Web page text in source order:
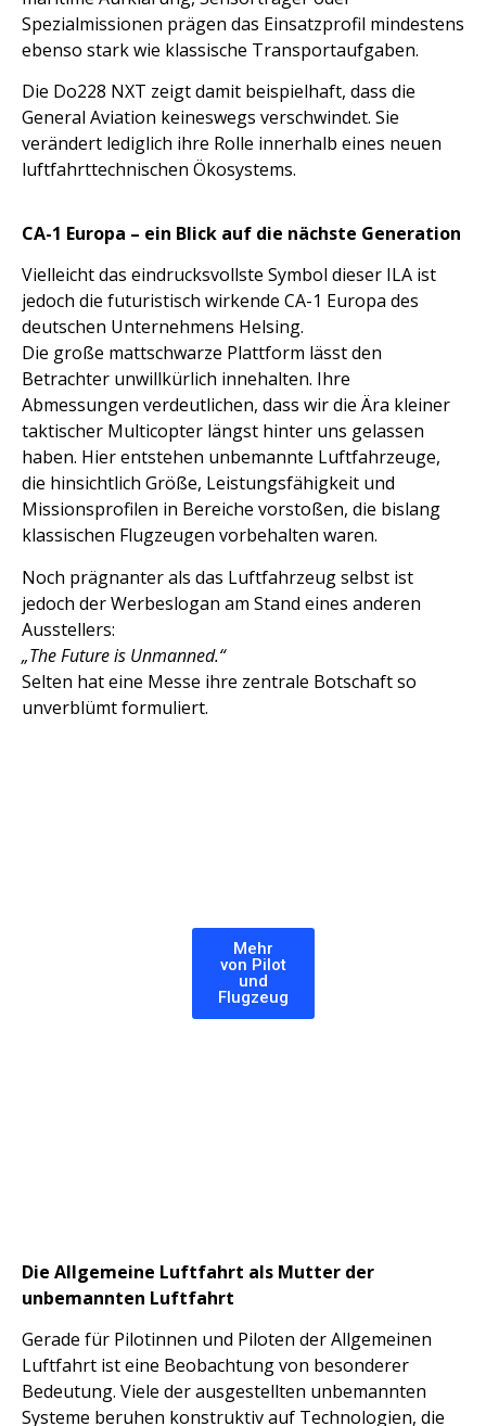
Spezialmissionen prägen das Einsatzprofil mindestens
ebenso stark wie klassische Transportaufgaben.
Die Do228 NXT zeigt damit beispielhaft, dass die
General Aviation keineswegs verschwindet. Sie
verändert lediglich ihre Rolle innerhalb eines neuen
luftfahrttechnischen Ökosystems.
CA-1 Europa – ein Blick auf die nächste Generation
Vielleicht das eindrucksvollste Symbol dieser ILA ist
jedoch die futuristisch wirkende CA-1 Europa des
deutschen Unternehmens Helsing.
Die große mattschwarze Plattform lässt den
Betrachter unwillkürlich innehalten. Ihre
Abmessungen verdeutlichen, dass wir die Ära kleiner
taktischer Multicopter längst hinter uns gelassen
haben. Hier entstehen unbemannte Luftfahrzeuge,
die hinsichtlich Größe, Leistungsfähigkeit und
Missionsprofilen in Bereiche vorstoßen, die bislang
klassischen Flugzeugen vorbehalten waren.
Noch prägnanter als das Luftfahrzeug selbst ist
jedoch der Werbeslogan am Stand eines anderen
Ausstellers:
„The Future is Unmanned.“
Selten hat eine Messe ihre zentrale Botschaft so
unverblümt formuliert.
Mehr
von Pilot
und
Flugzeug
Die Allgemeine Luftfahrt als Mutter der
unbemannten Luftfahrt
Gerade für Pilotinnen und Piloten der Allgemeinen
Luftfahrt ist eine Beobachtung von besonderer
Bedeutung. Viele der ausgestellten unbemannten
Systeme beruhen konstruktiv auf Technologien, die